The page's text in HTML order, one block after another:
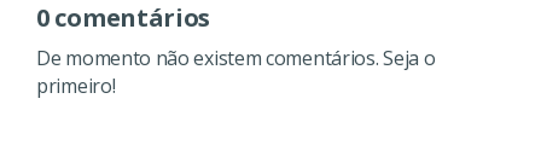
0 comentários
De momento não existem comentários. Seja o
primeiro!